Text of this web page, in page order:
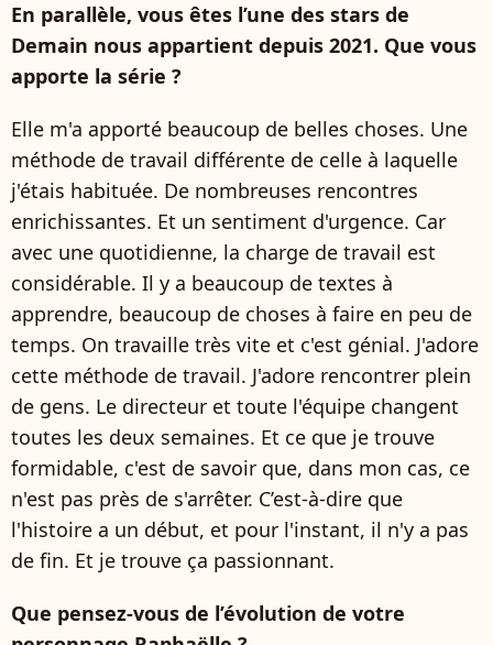
En parallèle, vous êtes l’une des stars de
Demain nous appartient depuis 2021. Que vous
apporte la série ?
Elle m'a apporté beaucoup de belles choses. Une
méthode de travail différente de celle à laquelle
j'étais habituée. De nombreuses rencontres
enrichissantes. Et un sentiment d'urgence. Car
avec une quotidienne, la charge de travail est
considérable. Il y a beaucoup de textes à
apprendre, beaucoup de choses à faire en peu de
temps. On travaille très vite et c'est génial. J'adore
cette méthode de travail. J'adore rencontrer plein
de gens. Le directeur et toute l'équipe changent
toutes les deux semaines. Et ce que je trouve
formidable, c'est de savoir que, dans mon cas, ce
n'est pas près de s'arrêter. C’est-à-dire que
l'histoire a un début, et pour l'instant, il n'y a pas
de fin. Et je trouve ça passionnant.
Que pensez-vous de l’évolution de votre